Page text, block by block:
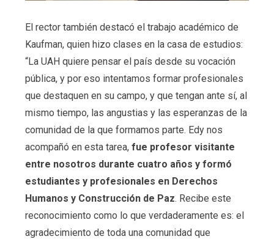
El rector también destacó el trabajo académico de
Kaufman, quien hizo clases en la casa de estudios:
“La UAH quiere pensar el país desde su vocación
pública, y por eso intentamos formar profesionales
que destaquen en su campo, y que tengan ante sí, al
mismo tiempo, las angustias y las esperanzas de la
comunidad de la que formamos parte. Edy nos
acompañó en esta tarea, fue profesor visitante
entre nosotros durante cuatro años y formó
estudiantes y profesionales en Derechos
Humanos y Construcción de Paz. Recibe este
reconocimiento como lo que verdaderamente es: el
agradecimiento de toda una comunidad que